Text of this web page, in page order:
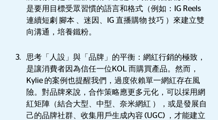
是要用目標受眾習慣的語言和格式（例如：IG Reels
連續短劇 腳本 、迷因、IG 直播購物 技巧 ）來建立雙
向溝通，培養鐵粉。
思考「人設」與「品牌」的平衡：網紅行銷的極致，
是讓消費者因為信任一位KOL 而購買產品。然而，
Kylie 的案例也提醒我們，過度依賴單一網紅存在風
險。對品牌來說，合作策略應更多元化，可以採用網
紅矩陣（結合大型、中型、奈米網紅 ），或是發展自
己的品牌社群、收集用戶生成內容 (UGC) ，才能建立